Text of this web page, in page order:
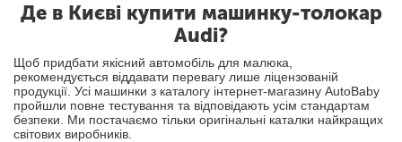
Де в Києві купити машинку-толокар
Audi?
Щоб придбати якісний автомобіль для малюка,
рекомендується віддавати перевагу лише ліцензованій
продукції. Усі машинки з каталогу інтернет-магазину AutoBaby
пройшли повне тестування та відповідають усім стандартам
безпеки. Ми постачаємо тільки оригінальні каталки найкращих
світових виробників.